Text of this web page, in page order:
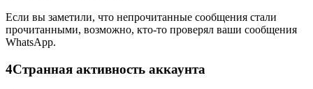
Если вы заметили, что непрочитанные сообщения стали
прочитанными, возможно, кто-то проверял ваши сообщения
WhatsApp.
4Странная активность аккаунта